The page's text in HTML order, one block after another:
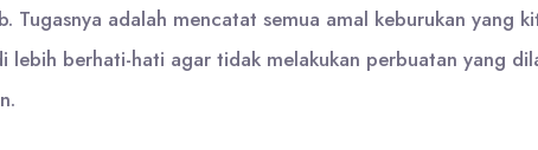
adalah mencatat semua amal keburukan yang
berhati-hati agar tidak melakukan perbuatan yang